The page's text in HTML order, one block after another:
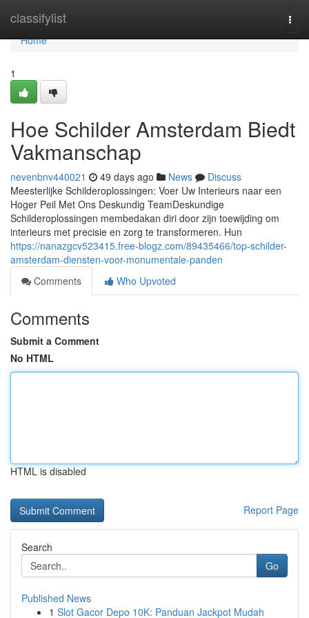
classifylist
Home
Home
1
Hoe Schilder Amsterdam Biedt
Vakmanschap
nevenbnv440021 49 days ago News
Discuss
Meesterlijke Schilderoplossingen: Voer Uw Interieurs naar een
Hoger Peil Met Ons Deskundig TeamDeskundige
Schilderoplossingen membedakan diri door zijn toewijding om
interieurs met precisie en zorg te transformeren. Hun
https://nanazgcv523415.free-blogz.com/89435466/top-schilder-
amsterdam-diensten-voor-monumentale-panden
Comments
Who Upvoted
Comments
Submit a Comment
No HTML
HTML is disabled
Report Page
Search
Go
Published News
1 Slot Gacor Depo 10K: Panduan Jackpot Mudah